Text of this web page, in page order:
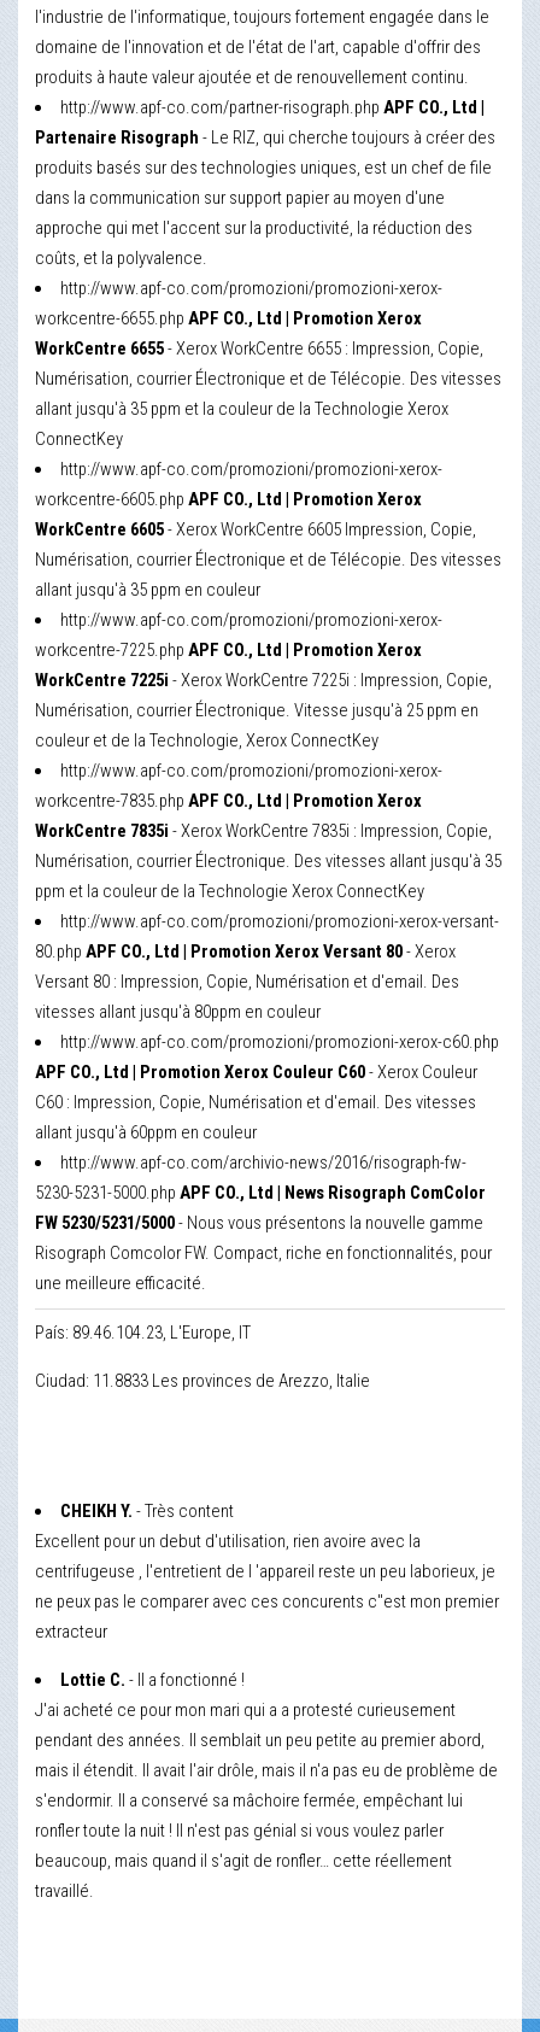
l'industrie de l'informatique, toujours fortement engagée dans le
domaine de l'innovation et de l'état de l'art, capable d'offrir des
produits à haute valeur ajoutée et de renouvellement continu.
http://www.apf-co.com/partner-risograph.php APF CO., Ltd |
Partenaire Risograph - Le RIZ, qui cherche toujours à créer des
produits basés sur des technologies uniques, est un chef de file
dans la communication sur support papier au moyen d'une
approche qui met l'accent sur la productivité, la réduction des
coûts, et la polyvalence.
http://www.apf-co.com/promozioni/promozioni-xerox-
workcentre-6655.phpAPF CO., Ltd | Promotion Xerox
WorkCentre 6655- Xerox WorkCentre 6655 : Impression, Copie,
Numérisation, courrier Électronique et de Télécopie. Des vitesses
allant jusqu'à 35 ppm et la couleur de la Technologie Xerox
ConnectKey
http://www.apf-co.com/promozioni/promozioni-xerox-
workcentre-6605.phpAPF CO., Ltd | Promotion Xerox
WorkCentre 6605- Xerox WorkCentre 6605 Impression, Copie,
Numérisation, courrier Électronique et de Télécopie. Des vitesses
allant jusqu'à 35 ppm en couleur
http://www.apf-co.com/promozioni/promozioni-xerox-
workcentre-7225.phpAPF CO., Ltd | Promotion Xerox
WorkCentre 7225i - Xerox WorkCentre 7225i : Impression, Copie,
Numérisation, courrier Électronique. Vitesse jusqu'à 25 ppm en
couleur et de la Technologie, Xerox ConnectKey
http://www.apf-co.com/promozioni/promozioni-xerox-
workcentre-7835.phpAPF CO., Ltd | Promotion Xerox
WorkCentre 7835i - Xerox WorkCentre 7835i : Impression, Copie,
Numérisation, courrier Électronique. Des vitesses allant jusqu'à 35
ppm et la couleur de la Technologie Xerox ConnectKey
http://www.apf-co.com/promozioni/promozioni-xerox-versant-
80.phpAPF CO., Ltd | Promotion Xerox Versant 80- Xerox
Versant 80 : Impression, Copie, Numérisation et d'email. Des
vitesses allant jusqu'à 80ppm en couleur
http://www.apf-co.com/promozioni/promozioni-xerox-c60.php
APF CO., Ltd | Promotion Xerox Couleur C60- Xerox Couleur
C60 : Impression, Copie, Numérisation et d'email. Des vitesses
allant jusqu'à 60ppm en couleur
http://www.apf-co.com/archivio-news/2016/risograph-fw-
5230-5231-5000.phpAPF CO., Ltd | News Risograph ComColor
FW 5230/5231/5000- Nous vous présentons la nouvelle gamme
Risograph Comcolor FW. Compact, riche en fonctionnalités, pour
une meilleure efficacité.
País: 89.46.104.23, L'Europe, IT
Ciudad: 11.8833 Les provinces de Arezzo, Italie
CHEIKH Y. - Très content
Excellent pour un debut d'utilisation, rien avoire avec la
centrifugeuse , l'entretient de l 'appareil reste un peu laborieux, je
ne peux pas le comparer avec ces concurents c"est mon premier
extracteur
Lottie C. - Il a fonctionné !
J'ai acheté ce pour mon mari qui a a protesté curieusement
pendant des années. Il semblait un peu petite au premier abord,
mais il étendit. Il avait l'air drôle, mais il n'a pas eu de problème de
s'endormir. Il a conservé sa mâchoire fermée, empêchant lui
ronfler toute la nuit ! Il n'est pas génial si vous voulez parler
beaucoup, mais quand il s'agit de ronfler… cette réellement
travaillé.